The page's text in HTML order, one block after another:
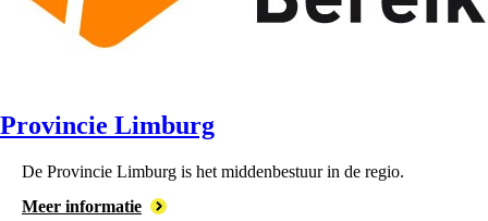
Provincie Limburg
De ⁠Provincie Limburg is het middenbestuur in de regio.
Meer informatie